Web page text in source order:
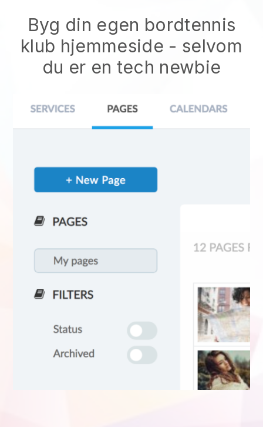
Byg din egen bordtennis
klub hjemmeside - selvom
du er en tech newbie